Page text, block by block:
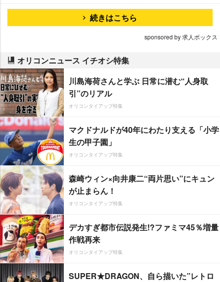
続きはこちら
sponsored by 求人ボックス
オリコンニュース イチオシ特集
川島海荷さんと学ぶ 日常に潜む“人身取
引”のリアル
オリコンタイアップ特集
マクドナルドが40年にわたり支える「小学
生の甲子園」
オリコンタイアップ特集
森崎ウィン×向井康二“両片思い”にキュン
が止まらん！
オリコンタイアップ特集
デカすぎ都市伝説発生!?ファミマ45％増量
作戦再来
オリコンタイアップ特集
SUPER★DRAGON、自ら描いた”レトロ